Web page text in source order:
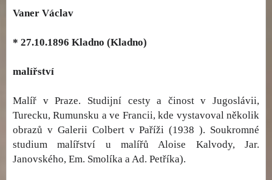
Vaner Václav
* 27.10.1896 Kladno (Kladno)
malířství
Malíř v Praze. Studijní cesty a činost v Jugoslávii,
Turecku, Rumunsku a ve Francii, kde vystavoval několik
obrazů v Galerii Colbert v Paříži (1938 ). Soukromné
studium malířství u malířů Aloise Kalvody, Jar.
Janovského, Em. Smolíka a Ad. Petříka).